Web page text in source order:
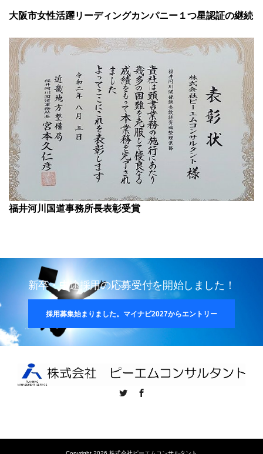
大阪市女性活躍リーディングカンパニー１つ星認証の継続
福井河川国道事務所長表彰受賞
新卒・中途採用の応募受付を開始しました！
採用募集始まりました。マイナビ2027からエントリー
Twitter